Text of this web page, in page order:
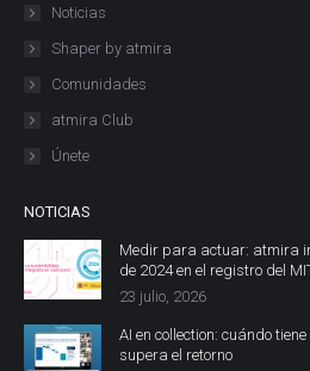
Noticias
Shaper by atmira
Comunidades
atmira Club
Únete
NOTICIAS
Medir para actuar: atmira
de 2024 en el registro del
23 julio, 2026
AI en collection: cuándo
supera el retorno